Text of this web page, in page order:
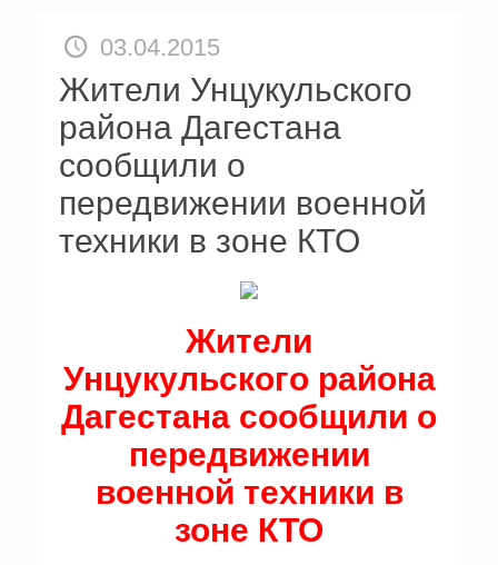
03.04.2015
Жители Унцукульского
района Дагестана
сообщили о
передвижении военной
техники в зоне КТО
Жители
Унцукульского района
Дагестана сообщили о
передвижении
военной техники в
зоне КТО